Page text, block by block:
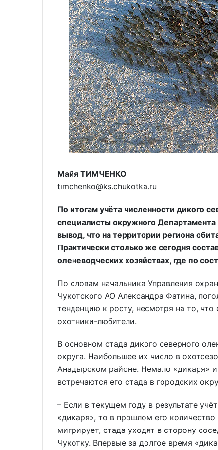
Майя ТИМЧЕНКО
timchenko@ks.chukotka.ru
По итогам учёта численности дикого
специалисты окружного
вывод, что на территории региона
Практически столько же сегодня
оленеводческих хозяйствах, где по
По словам начальника Управления
Чукотского АО Александра Фатина,
тенденцию к росту, несмотря на то,
охотники-любители.
В основном стада дикого северного
округа. Наибольшее их число в
Анадырском районе. Немало «дикаря»
встречаются его стада в городских
– Если в текущем году в результате
«дикаря», то в прошлом его
мигрирует, стада уходят в сторону
Чукотку. Впервые за долгое время